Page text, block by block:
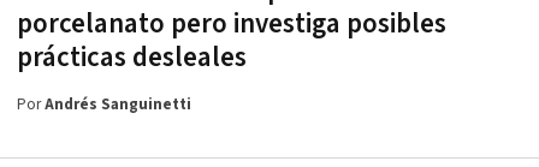
porcelanato pero investiga posibles
prácticas desleales
PorAndrés Sanguinetti